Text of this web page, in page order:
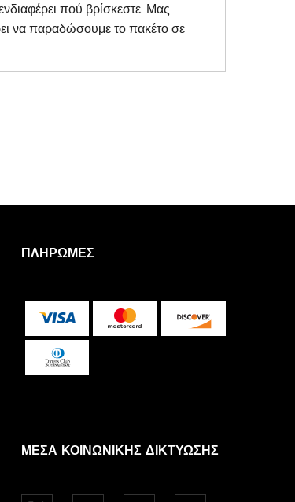
πού βρίσκεστε. Μας
να παραδώσουμε το πακέτο σε
ΠΛΗΡΩΜΈΣ
ΜΈΣΑ ΚΟΙΝΩΝΙΚΉΣ ΔΙΚΤΎΩΣΗΣ